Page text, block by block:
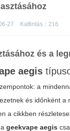
27 Kattintás： 216
és a
aegis
a
és időnként a
a cikkben
ageekvape aegis